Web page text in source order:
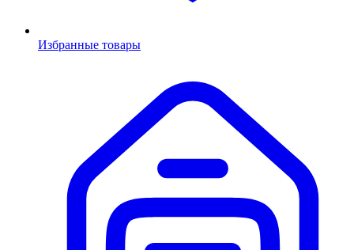
Избранные товары